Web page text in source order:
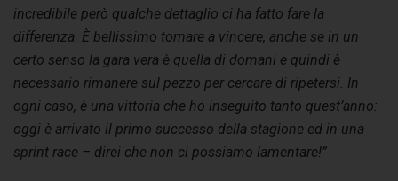
incredibile però qualche dettaglio ci ha fatto fare la
differenza. È bellissimo tornare a vincere, anche se in un
certo senso la gara vera è quella di domani e quindi è
necessario rimanere sul pezzo per cercare di ripetersi. In
ogni caso, è una vittoria che ho inseguito tanto quest’anno:
oggi è arrivato il primo successo della stagione ed in una
sprint race – direi che non ci possiamo lamentare!”